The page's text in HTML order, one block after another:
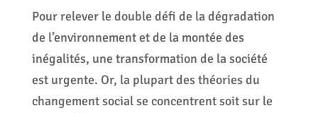
Pour relever le double défi de la dégradation
de l’environnement et de la montée des
inégalités, une transformation de la société
est urgente. Or, la plupart des théories du
changement social se concentrent soit sur le